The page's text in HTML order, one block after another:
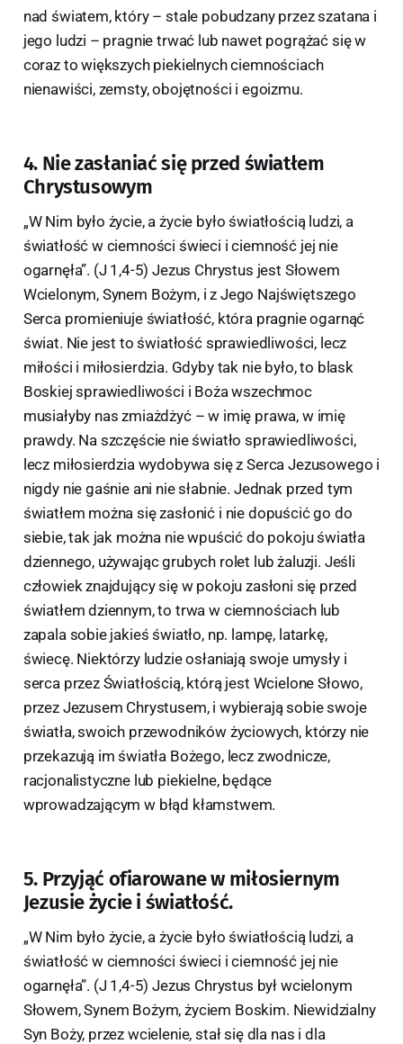
nad światem, który – stale pobudzany przez szatana i
jego ludzi – pragnie trwać lub nawet pogrążać się w
coraz to większych piekielnych ciemnościach
nienawiści, zemsty, obojętności i egoizmu.
4. Nie zasłaniać się przed światłem
Chrystusowym
„W Nim było życie, a życie było światłością ludzi, a
światłość w ciemności świeci i ciemność jej nie
ogarnęła”. (J 1,4-5) Jezus Chrystus jest Słowem
Wcielonym, Synem Bożym, i z Jego Najświętszego
Serca promieniuje światłość, która pragnie ogarnąć
świat. Nie jest to światłość sprawiedliwości, lecz
miłości i miłosierdzia. Gdyby tak nie było, to blask
Boskiej sprawiedliwości i Boża wszechmoc
musiałyby nas zmiażdżyć – w imię prawa, w imię
prawdy. Na szczęście nie światło sprawiedliwości,
lecz miłosierdzia wydobywa się z Serca Jezusowego i
nigdy nie gaśnie ani nie słabnie. Jednak przed tym
światłem można się zasłonić i nie dopuścić go do
siebie, tak jak można nie wpuścić do pokoju światła
dziennego, używając grubych rolet lub żaluzji. Jeśli
człowiek znajdujący się w pokoju zasłoni się przed
światłem dziennym, to trwa w ciemnościach lub
zapala sobie jakieś światło, np. lampę, latarkę,
świecę. Niektórzy ludzie osłaniają swoje umysły i
serca przez Światłością, którą jest Wcielone Słowo,
przez Jezusem Chrystusem, i wybierają sobie swoje
światła, swoich przewodników życiowych, którzy nie
przekazują im światła Bożego, lecz zwodnicze,
racjonalistyczne lub piekielne, będące
wprowadzającym w błąd kłamstwem.
5. Przyjąć ofiarowane w miłosiernym
Jezusie życie i światłość.
„W Nim było życie, a życie było światłością ludzi, a
światłość w ciemności świeci i ciemność jej nie
ogarnęła”. (J 1,4-5) Jezus Chrystus był wcielonym
Słowem, Synem Bożym, życiem Boskim. Niewidzialny
Syn Boży, przez wcielenie, stał się dla nas i dla